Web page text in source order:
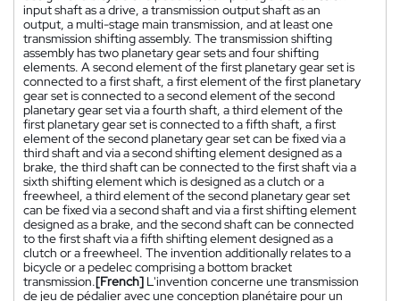
input shaft as a drive, a transmission output shaft as an
output, a multi-stage main transmission, and at least one
transmission shifting assembly. The transmission shifting
assembly has two planetary gear sets and four shifting
elements. A second element of the first planetary gear set is
connected to a first shaft, a first element of the first planetary
gear set is connected to a second element of the second
planetary gear set via a fourth shaft, a third element of the
first planetary gear set is connected to a fifth shaft, a first
element of the second planetary gear set can be fixed via a
third shaft and via a second shifting element designed as a
brake, the third shaft can be connected to the first shaft via a
sixth shifting element which is designed as a clutch or a
freewheel, a third element of the second planetary gear set
can be fixed via a second shaft and via a first shifting element
designed as a brake, and the second shaft can be connected
to the first shaft via a fifth shifting element designed as a
clutch or a freewheel. The invention additionally relates to a
bicycle or a pedelec comprising a bottom bracket
transmission.[French] L'invention concerne une transmission
de jeu de pédalier avec une conception planétaire pour un